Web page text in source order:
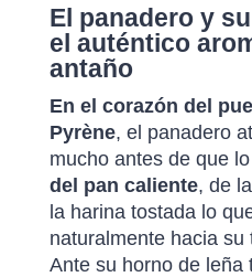
El panadero y
el auténtico
antaño
En el corazón del
Pyrène, el panadero
mucho antes de que
del pan caliente, de
la harina tostada lo
naturalmente hacia su
Ante su horno de leña